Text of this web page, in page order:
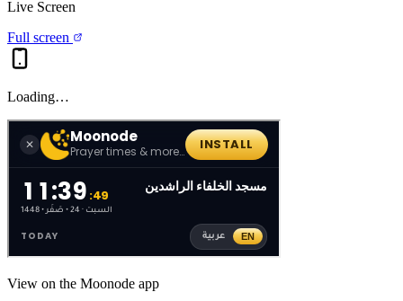
Live Screen
Full screen
Loading…
View on the Moonode app